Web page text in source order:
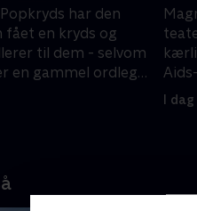
har den
fået en kryds og
til dem - selvom
en gammel ordleg,
hos både unge og
flere
I